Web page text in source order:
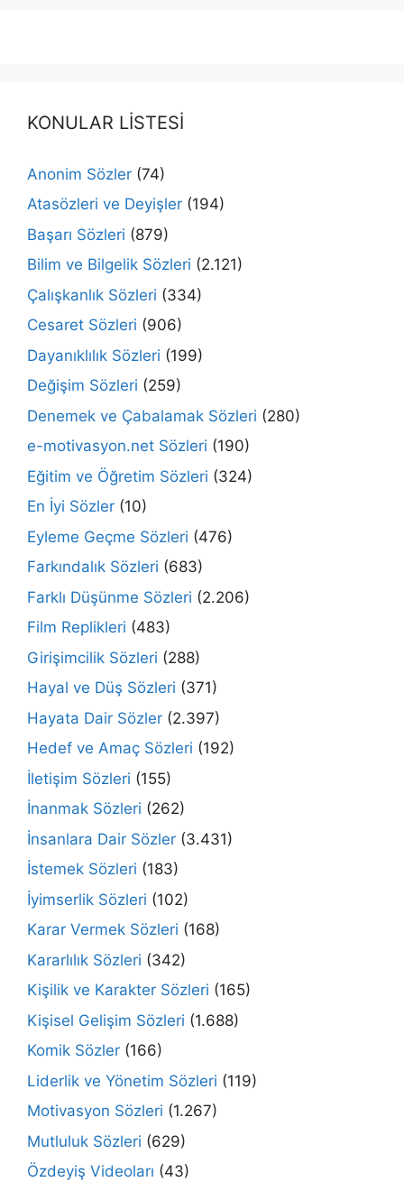
KONULAR LİSTESİ
Anonim Sözler (74)
Atasözleri ve Deyişler (194)
Başarı Sözleri (879)
Bilim ve Bilgelik Sözleri (2.121)
Çalışkanlık Sözleri (334)
Cesaret Sözleri (906)
Dayanıklılık Sözleri (199)
Değişim Sözleri (259)
Denemek ve Çabalamak Sözleri (280)
e-motivasyon.net Sözleri (190)
Eğitim ve Öğretim Sözleri (324)
En İyi Sözler (10)
Eyleme Geçme Sözleri (476)
Farkındalık Sözleri (683)
Farklı Düşünme Sözleri (2.206)
Film Replikleri (483)
Girişimcilik Sözleri (288)
Hayal ve Düş Sözleri (371)
Hayata Dair Sözler (2.397)
Hedef ve Amaç Sözleri (192)
İletişim Sözleri (155)
İnanmak Sözleri (262)
İnsanlara Dair Sözler (3.431)
İstemek Sözleri (183)
İyimserlik Sözleri (102)
Karar Vermek Sözleri (168)
Kararlılık Sözleri (342)
Kişilik ve Karakter Sözleri (165)
Kişisel Gelişim Sözleri (1.688)
Komik Sözler (166)
Liderlik ve Yönetim Sözleri (119)
Motivasyon Sözleri (1.267)
Mutluluk Sözleri (629)
Özdeyiş Videoları (43)